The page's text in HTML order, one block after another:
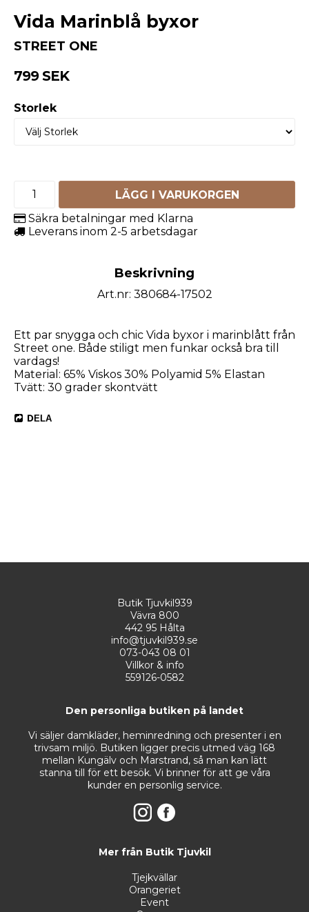
Vida Marinblå byxor
STREET ONE
799 SEK
Storlek
LÄGG I VARUKORGEN
Säkra betalningar med Klarna
Leverans inom 2-5 arbetsdagar
Beskrivning
Art.nr: 380684-17502
Ett par snygga och chic Vida byxor i marinblått från
Street one. Både stiligt men funkar också bra till
vardags!
Material: 65% Viskos 30% Polyamid 5% Elastan
Tvätt: 30 grader skontvätt
DELA
Butik Tjuvkil939
Vävra 800
442 95 Hålta
info@tjuvkil939.se
073-043 08 01
Villkor & info
559126-0582
Den personliga butiken på landet
Vi säljer damkläder, heminredning och presenter i en
trivsam miljö. Butiken ligger precis utmed väg 168
mellan Kungälv och Marstrand, så man kan lätt
stanna till för ett besök. Vi brinner för att ge våra
kunder en personlig service.
Mer från Butik Tjuvkil
Tjejkvällar
Orangeriet
Event